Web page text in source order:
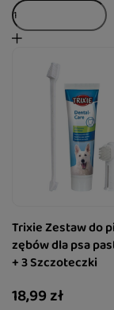
Trixie Zestaw do
zębów dla psa
+ 3 Szczoteczki
18,99 zł